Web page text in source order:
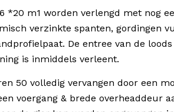
*20 m1 worden verlengd met nog
verzinkte spanten, gordingen
De entree van de
is inmiddels verleent.
50 volledig vervangen door een
voergang & brede overheaddeur